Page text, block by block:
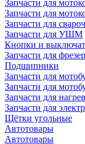
Запчасти для
Запчасти для
Запчасти для
Запчасти для УШМ
Кнопки и
Запчасти для
Подшипники
Запчасти для
Запчасти для
Запчасти для
Запчасти для
Щётки угольные
Автотовары
Автотовары